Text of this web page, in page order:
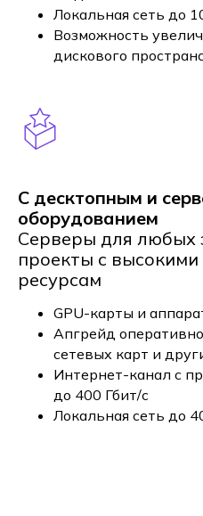
Локальная сеть до
Возможность
дискового
С десктопным и
оборудованием
Серверы для любых
проекты с
ресурсам
GPU-карты и
Апгрейд
сетевых карт и
Интернет-канал с
до 400 Гбит/с
Локальная сеть до